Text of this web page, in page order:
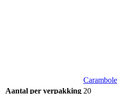
Carambole
Aantal per verpakking 20